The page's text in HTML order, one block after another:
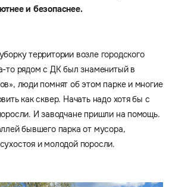
и безопаснее.
территории возле городского
то рядом с ДК был знаменитый в
люди помнят об этом парке и многие
как сквер. Начать надо хотя бы с
И заводчане пришли на помощь.
бывшего парка от мусора,
и молодой поросли.